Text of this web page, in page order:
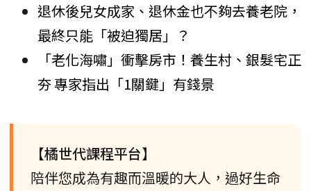
退休後兒女成家、退休金也不夠去養老院，
最終只能「被迫獨居」？
「老化海嘯」衝擊房市！養生村、銀髮宅正
夯 專家指出「1關鍵」有錢景
【橘世代課程平台】
陪伴您成為有趣而溫暖的大人，過好生命